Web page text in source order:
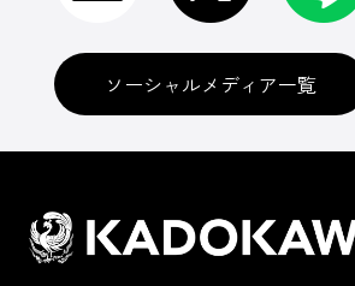
ソーシャルメディア一覧